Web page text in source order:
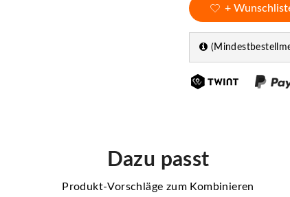
+
Dazu passt
Produkt-Vorschläge zum Kombinieren